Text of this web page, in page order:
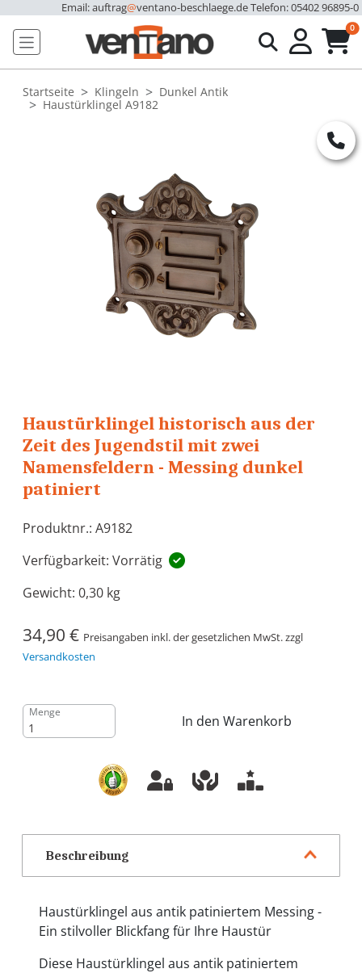
Email: auftrag@ventano-beschlaege.deTelefon: 05402 96895-0
0
Startseite Klingeln
Dunkel Antik
Haustürklingel A9182
Haustürklingel historisch aus der
Zeit des Jugendstil mit zwei
Namensfeldern - Messing dunkel
patiniert
Produktnr.: A9182
Verfügbarkeit: Vorrätig
Gewicht: 0,30 kg
34,90 € Preisangaben inkl. der gesetzlichen MwSt. zzgl
Versandkosten
Menge
In den Warenkorb
Beschreibung
Haustürklingel aus antik patiniertem Messing -
Ein stilvoller Blickfang für Ihre Haustür
Diese Haustürklingel aus antik patiniertem